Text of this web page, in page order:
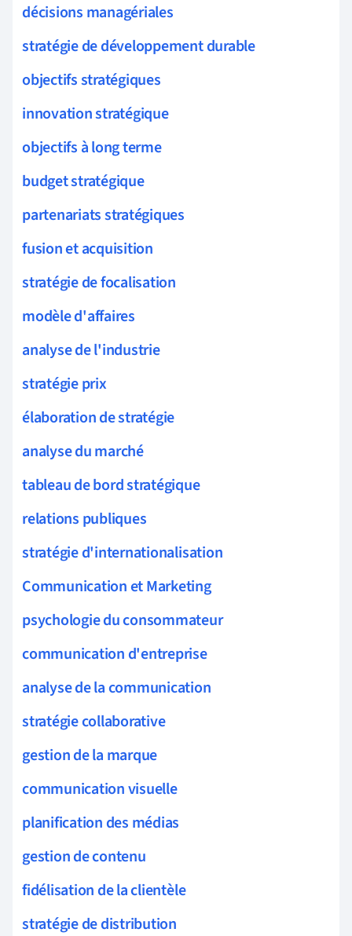
décisions managériales
stratégie de développement durable
objectifs stratégiques
innovation stratégique
objectifs à long terme
budget stratégique
partenariats stratégiques
fusion et acquisition
stratégie de focalisation
modèle d'affaires
analyse de l'industrie
stratégie prix
élaboration de stratégie
analyse du marché
tableau de bord stratégique
relations publiques
stratégie d'internationalisation
Communication et Marketing
psychologie du consommateur
communication d'entreprise
analyse de la communication
stratégie collaborative
gestion de la marque
communication visuelle
planification des médias
gestion de contenu
fidélisation de la clientèle
stratégie de distribution